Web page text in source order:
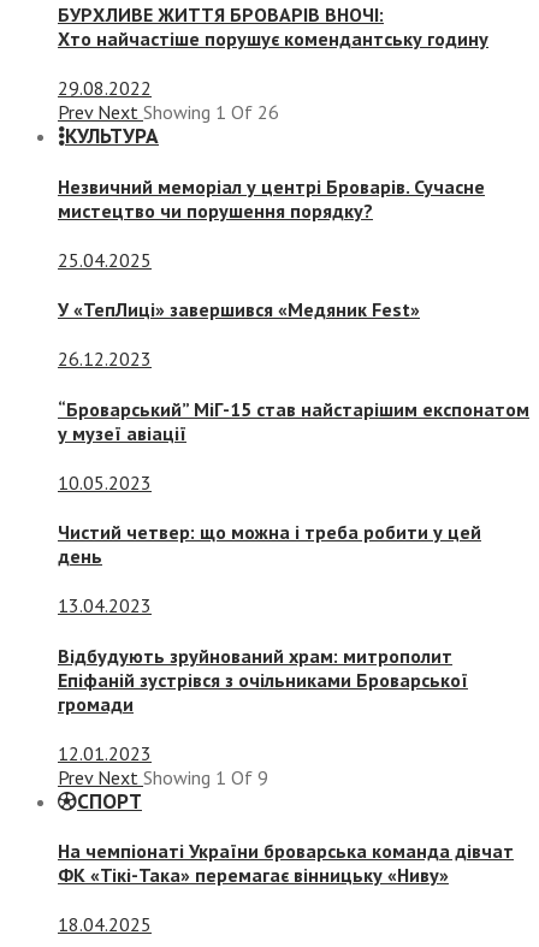
БУРХЛИВЕ ЖИТТЯ БРОВАРІВ ВНОЧІ:
Хто найчастіше порушує комендантську годину
29.08.2022
Prev Next Showing 1 Of 26
КУЛЬТУРА
Незвичний меморіал у центрі Броварів. Сучасне
мистецтво чи порушення порядку?
25.04.2025
У «ТепЛиці» завершився «Медяник Fest»
26.12.2023
“Броварський” МіГ-15 став найстарішим експонатом
у музеї авіації
10.05.2023
Чистий четвер: що можна і треба робити у цей
день
13.04.2023
Відбудують зруйнований храм: митрополит
Епіфаній зустрівся з очільниками Броварської
громади
12.01.2023
Prev Next Showing 1 Of 9
СПОРТ
На чемпіонаті України броварська команда дівчат
ФК «Тікі-Така» перемагає вінницьку «Ниву»
18.04.2025